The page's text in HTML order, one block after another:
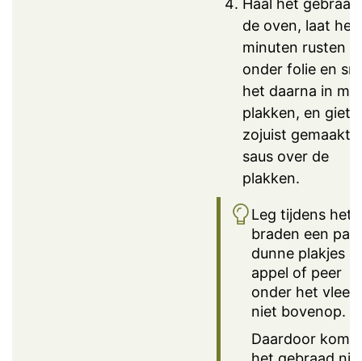
Haal het
de oven, laat het
minuten rusten
onder folie en
het daarna in
plakken, en giet
zojuist gemaakte
saus over de
plakken.
Leg tijdens het
braden een
dunne plakjes
appel of peer
onder het vlees,
niet bovenop.
Daardoor komt